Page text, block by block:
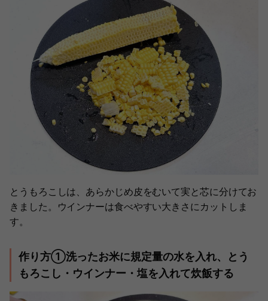
とうもろこしは、あらかじめ皮をむいて実と芯に分けてお
きました。ウインナーは食べやすい大きさにカットしま
す。
作り方①洗ったお米に規定量の水を入れ、とう
もろこし・ウインナー・塩を入れて炊飯する